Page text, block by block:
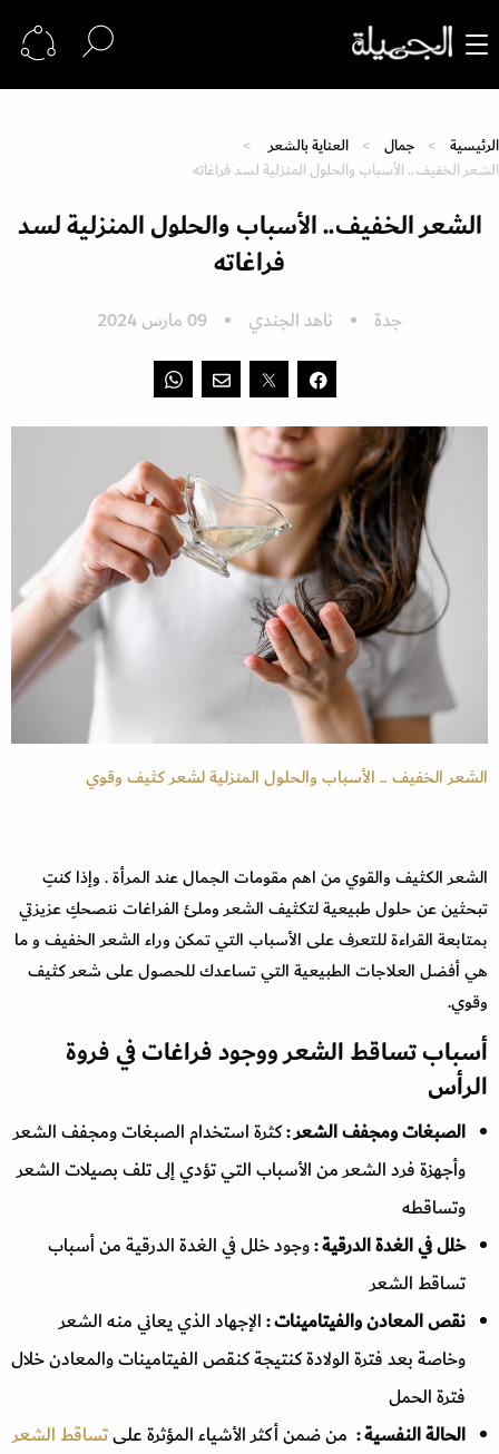
الرئيسية جمال
العناية بالشعر
الشعر الخفيف.. الأسباب والحلول المنزلية لسد فراغاته
الشعر الخفيف.. الأسباب والحلول المنزلية لسد
فراغاته
جدة ناهد الجندي 09 مارس 2024
الشعر الخفيف .. الأسباب والحلول المنزلية لشعر كثيف وقوي
الشعر الكثيف والقوي من اهم مقومات الجمال عند المرأة . وإذا كنتِ
تبحثين عن حلول طبيعية لتكثيف الشعر وملئ الفراغات ننصحكِ عزيزتي
بمتابعة القراءة للتعرف على الأسباب التي تمكن وراء الشعر الخفيف و ما
هي أفضل العلاجات الطبيعية التي تساعدك للحصول على شعر كثيف
وقوي.
أسباب تساقط الشعر ووجود فراغات في فروة
الرأس
الصبغات ومجفف الشعر :كثرة استخدام الصبغات ومجفف الشعر
وأجهزة فرد الشعر من الأسباب التي تؤدي إلى تلف بصيلات الشعر
وتساقطه
خلل في الغدة الدرقية :وجود خلل في الغدة الدرقية من أسباب
تساقط الشعر
نقص المعادن والفيتامينات :الإجهاد الذي يعاني منه الشعر
وخاصة بعد فترة الولادة كنتيجة كنقص الفيتامينات والمعادن خلال
فترة الحمل
الحالة النفسية : من ضمن أكثر الأشياء المؤثرة علىتساقط الشعر